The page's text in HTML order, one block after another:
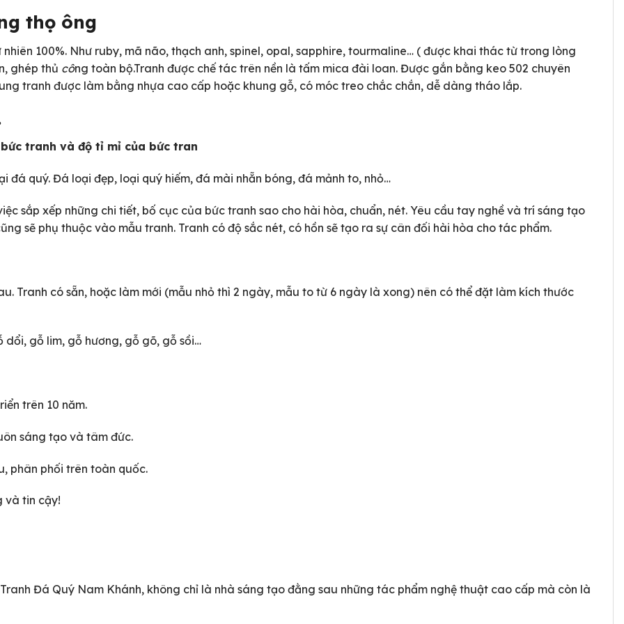
thọ ông
100%. Như ruby, mã não, thạch anh, spinel, opal, sapphire, tourmaline… ( được khai thác từ trong lòng
ghép thủ công toàn bộ.Tranh được chế tác trên nền là tấm mica đài loan. Được gắn bằng keo 502 chuyên
tranh được làm bằng nhựa cao cấp hoặc khung gỗ, có móc treo chắc chắn, dễ dàng tháo lắp.
tranh và độ tỉ mỉ của bức tran
đá quý. Đá loại đẹp, loại quý hiếm, đá mài nhẵn bóng, đá mảnh to, nhỏ…
sắp xếp những chi tiết, bố cục của bức tranh sao cho hài hòa, chuẩn, nét. Yêu cầu tay nghề và trí sáng tạo
sẽ phụ thuộc vào mẫu tranh. Tranh có độ sắc nét, có hồn sẽ tạo ra sự cân đối hài hòa cho tác phẩm.
Tranh có sẵn, hoặc làm mới (mẫu nhỏ thì 2 ngày, mẫu to từ 6 ngày là xong) nên có thể đặt làm kích thước
dổi, gỗ lim, gỗ hương, gỗ gõ, gỗ sồi…
trên 10 năm.
sáng tạo và tâm đức.
phân phối trên toàn quốc.
và tin cậy!
Đá Quý Nam Khánh, không chỉ là nhà sáng tạo đằng sau những tác phẩm nghệ thuật cao cấp mà còn là